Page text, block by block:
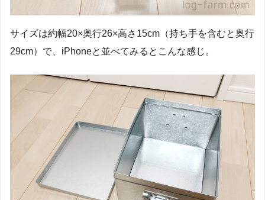
サイズは約幅20×奥行26×高さ15cm（持ち手を含むと奥行
29cm）で、iPhoneと並べてみるとこんな感じ。